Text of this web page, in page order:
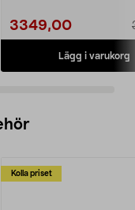
3349,00
Lägg i varukorg
Kolla priset